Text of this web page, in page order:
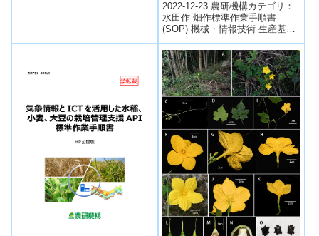
2022-12-23 農研機構カテゴリ：
水田作 畑作標準作業手順書
(SOP) 機械・情報技術 生産基
盤・防災タイトル：「カットブ
レーカー」を用いた営農排水施
工技...